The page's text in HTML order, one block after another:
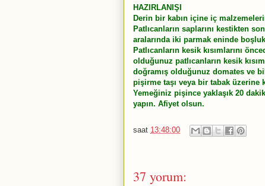
HAZIRLANIŞI
Derin bir kabın içine iç
Patlıcanların saplarını kestikten
aralarında iki parmak eninde
Patlıcanların kesik kısımlarını
olduğunuz patlıcanların kesik
doğramış olduğunuz domates ve
pişirme taşı veya bir tabak üzerine
Yemeğiniz pişince yaklaşık 20
yapın. Afiyet olsun.
saat 13:48:00
37 yorum: